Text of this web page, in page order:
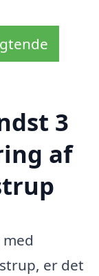
3
af
er det